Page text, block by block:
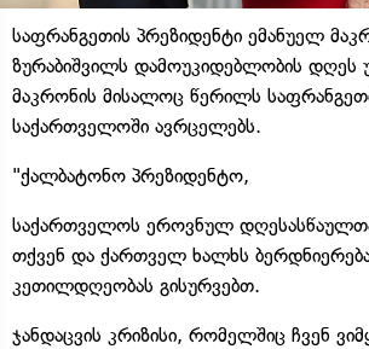
საფრანგეთის პრეზიდენტი ემანუელ
ზურაბიშვილს დამოუკიდებლობის დღეს
მაკრონის მისალოც წერილს
საქართველოში ავრცელებს.
"ქალბატონო პრეზიდენტო,
საქართველოს ეროვნულ
თქვენ და ქართველ ხალხს
კეთილდღეობას გისურვებთ.
ჯანდაცვის კრიზისი, რომელშიც ჩვენ